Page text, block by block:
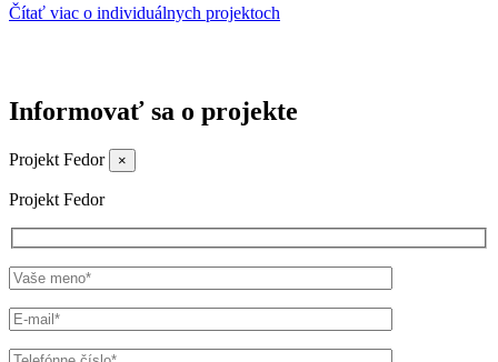
Čítať viac o individuálnych projektoch
Informovať sa o projekte
Projekt Fedor ×
Projekt Fedor